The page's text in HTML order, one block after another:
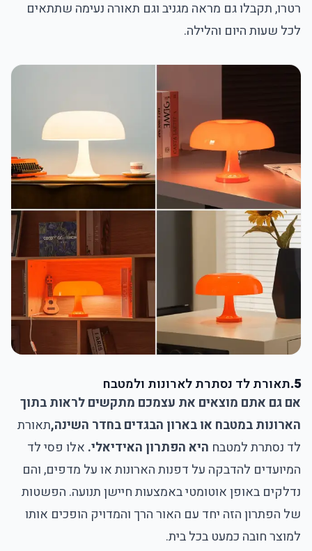
רטרו, תקבלו גם מראה מגניב וגם תאורה נעימה שתתאים
לכל שעות היום והלילה.
5. תאורת לד נסתרת לארונות ולמטבח
אם גם אתם מוצאים את עצמכם מתקשים לראות בתוך
הארונות במטבח או בארון הבגדים בחדר השינה,תאורת
לד נסתרת למטבח היא הפתרון האידיאלי. אלו פסי לד
המיועדים להדבקה על דפנות הארונות או על מדפים, והם
נדלקים באופן אוטומטי באמצעות חיישן תנועה. הפשטות
של הפתרון הזה יחד עם האור הרך והמדויק הופכים אותו
למוצר חובה כמעט בכל בית.